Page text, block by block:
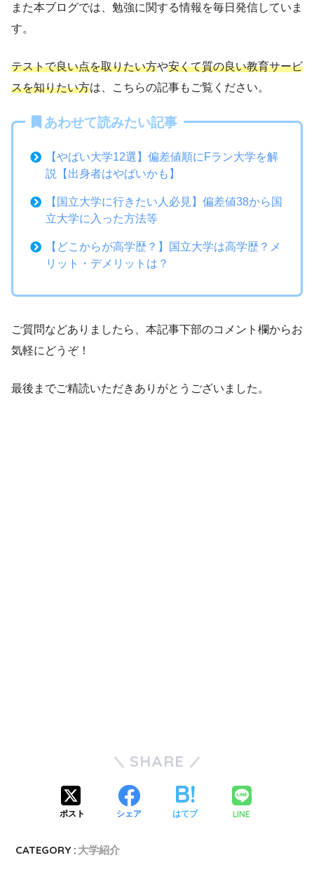
また本ブログでは、勉強に関する情報を毎日発信していま
す。
テストで良い点を取りたい方や安くて質の良い教育サービ
スを知りたい方は、こちらの記事もご覧ください。
あわせて読みたい記事
【やばい大学12選】偏差値順にFラン大学を解
説【出身者はやばいかも】
【国立大学に行きたい人必見】偏差値38から国
立大学に入った方法等
【どこからが高学歴？】国立大学は高学歴？メ
リット・デメリットは？
ご質問などありましたら、本記事下部のコメント欄からお
気軽にどうぞ！
最後までご精読いただきありがとうございました。
SHARE
ポスト シェア はてブ LINE
CATEGORY : 大学紹介